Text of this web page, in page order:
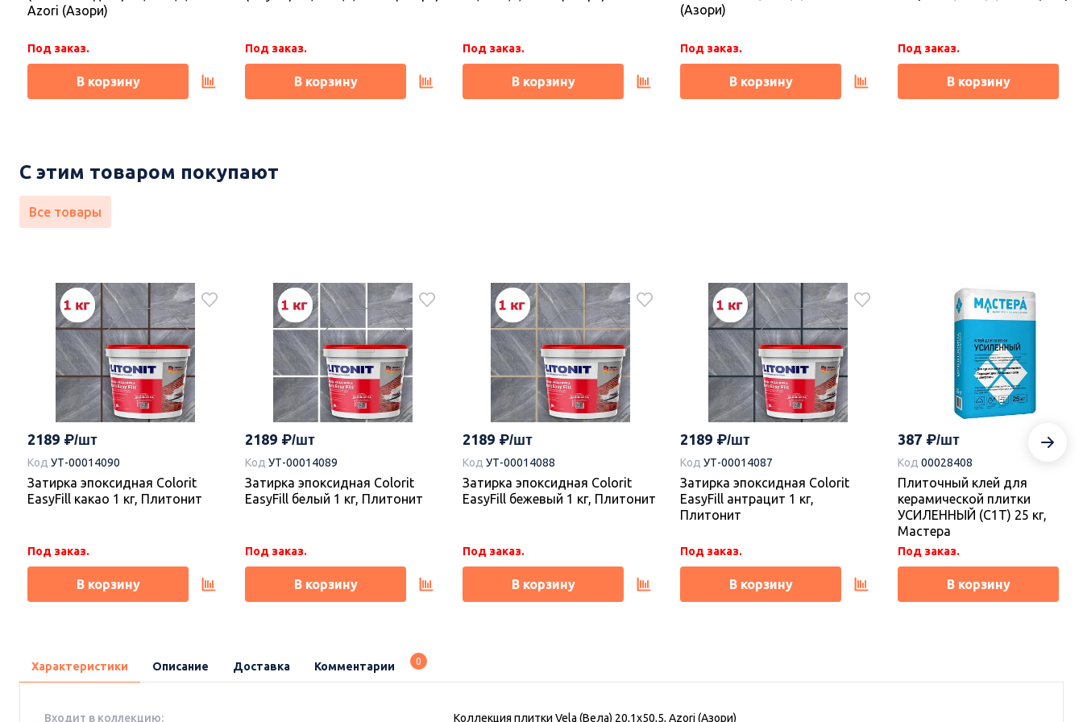
Azori (Азори)
Под заказ.
В корзину
Под заказ.
В корзину
Под заказ.
В корзину
(Азори)
Под заказ.
В корзину
Под заказ.
В корзину
С этим товаром покупают
Все товары
2189
Код УТ-00014090
Затирка эпоксидная Colorit
EasyFill какао 1 кг, Плитонит
Под заказ.
В корзину
2189
Код УТ-00014089
Затирка эпоксидная Colorit
EasyFill белый 1 кг, Плитонит
Под заказ.
В корзину
2189
Код УТ-00014088
Затирка эпоксидная Colorit
EasyFill бежевый 1 кг, Плитонит
Под заказ.
В корзину
2189
Код УТ-00014087
Затирка эпоксидная Colorit
EasyFill антрацит 1 кг,
Плитонит
Под заказ.
В корзину
387
Код 00028408
Плиточный клей для
керамической плитки
УСИЛЕННЫЙ (С1Т) 25 кг,
Мастера
Под заказ.
В корзину
Характеристики Описание Доставка Комментарии 0
Входит в коллекцию: Коллекция плитки Vela (Вела) 20,1х50,5, Azori (Азори)